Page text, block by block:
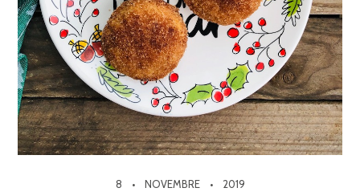
8 NOVEMBRE 2019